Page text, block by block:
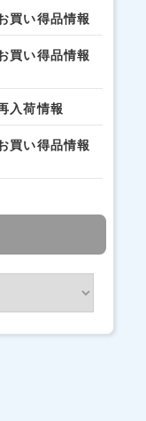
買い得品情報
買い得品情報
入荷情報
買い得品情報